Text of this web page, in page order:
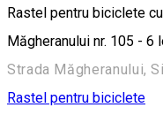
Rastel pentru biciclete
Măgheranului nr. 105 - 6
Strada Măgheranului,
Rastel pentru biciclete